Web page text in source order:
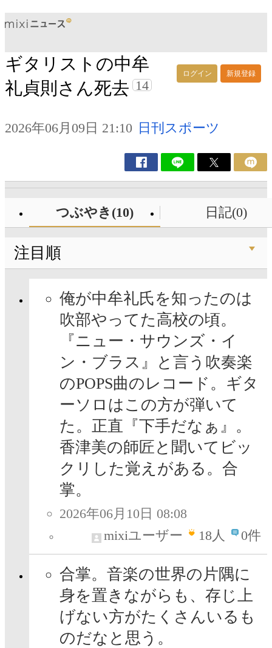
ログイン 新規登録
ギタリストの中牟
礼貞則さん死去 14
2026年06月09日 21:10 日刊スポーツ
つぶやき(10) 日記(0)
注目順
俺が中牟礼氏を知ったのは
吹部やってた高校の頃。
『ニュー・サウンズ・イ
ン・ブラス』と言う吹奏楽
のPOPS曲のレコード。ギタ
ーソロはこの方が弾いて
た。正直『下手だなぁ』。
香津美の師匠と聞いてビッ
クリした覚えがある。合
掌。
2026年06月10日 08:08
mixiユーザー
18人 0件
合掌。音楽の世界の片隅に
身を置きながらも、存じ上
げない方がたくさんいるも
のだなと思う。